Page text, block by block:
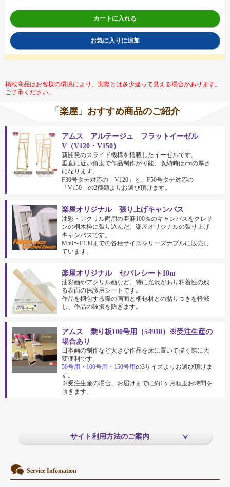
カートに入れる
お気に入りに追加
掲載商品はお客様の環境により、実際とは多少違って見える場合があります。
ご了承ください。
「楽屋」おすすめ商品のご紹介
アムス アルテージュ フラットイーゼル
V（V120・V150）
新開発のスライド機構を搭載したイーゼルです。
垂直に近い角度で作品制作が可能、収納時はcmの厚さ
になります。
F30号タテ対応の「V120」と、F50号タテ対応の
「V150」の2種類よりお選び頂けます。
楽屋オリジナル 張り上げキャンバス
油彩・アクリル両用の亜麻100％のキャンバスをクレサ
ンの桐木枠に張り込んだ、楽屋オリジナルの張り上げ
キャンバスです。
M50〜F130までの各種サイズをリーズナブルに販売し
ています。
楽屋オリジナル セパレシート10m
油彩画やアクリル画など、特に光沢があり粘着性の残
る表面の保護用シートです。
作品を梱包する際の画面と梱包材との貼りつきを軽減
し、作品の破損を防ぎます。
アムス 乗り板100号用（54910）※受注生産の
場合あり
日本画の制作など大きな作品を床に置いて描く際に大
変便利です。
50号用 ・ 100号用 ・ 150号用の3サイズよりお選び頂けま
す。
※受注生産の場合、お届けまでに約1ヶ月程度お時間を
頂きます。
サイト利用方法のご案内
Service Infomation